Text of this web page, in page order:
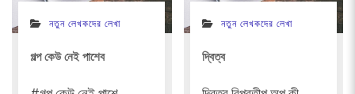
নতুন লেখকদের লেখা
গল্প কেউ নেই পাশেব
নতুন লেখকদের লেখা
দ্বিত্ব